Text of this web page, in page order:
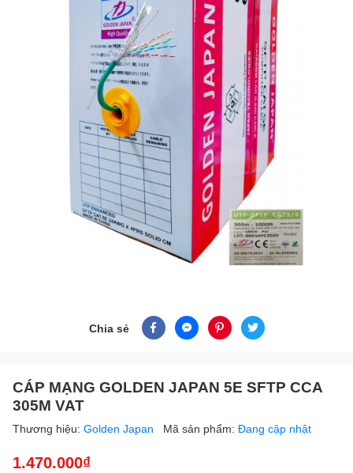
Chia sẻ
CÁP MẠNG GOLDEN JAPAN 5E SFTP CCA
305M VAT
Thương hiệu: Golden Japan Mã sản phẩm: Đang cập nhật
1.470.000₫